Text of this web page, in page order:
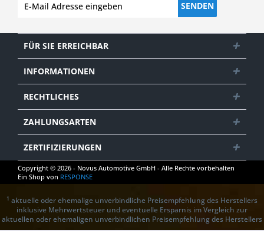
SENDEN
FÜR SIE ERREICHBAR
INFORMATIONEN
RECHTLICHES
ZAHLUNGSARTEN
ZERTIFIZIERUNGEN
Copyright © 2026 - Novus Automotive GmbH - Alle Rechte vorbehalten
Ein Shop von RESPONSE
1 aktuelle oder ehemalige unverbindliche Preisempfehlung des Herstellers
inklusive Mehrwertsteuer und eventuelle Ersparnis im Vergleich zur
aktuellen oder ehemaligen unverbindlichen Preisempfehlung des Herstellers